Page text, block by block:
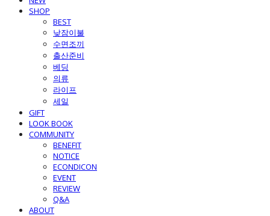
SHOP
BEST
낮잠이불
수면조끼
출산준비
베딩
의류
라이프
세일
GIFT
LOOK BOOK
COMMUNITY
BENEFIT
NOTICE
ECONDICON
EVENT
REVIEW
Q&A
ABOUT